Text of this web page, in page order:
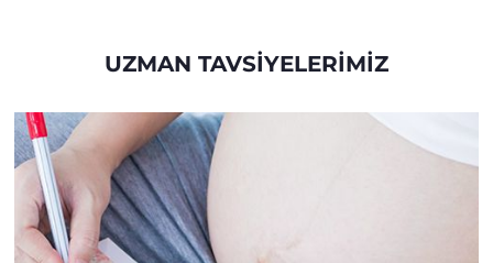
UZMAN TAVSIYELERIMIZ